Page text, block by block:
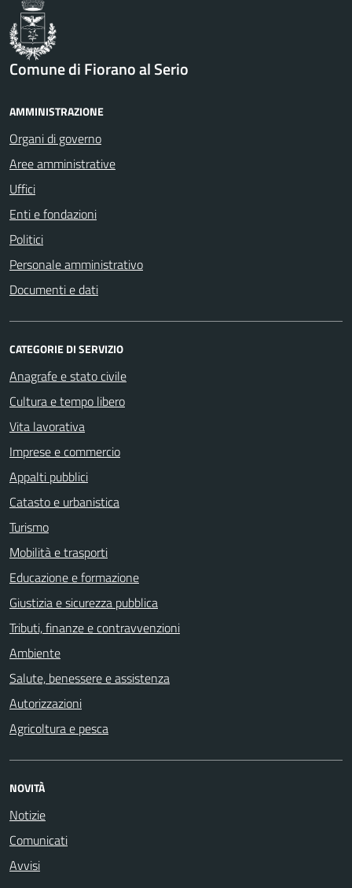
Comune di Fiorano al Serio
AMMINISTRAZIONE
Organi di governo
Aree amministrative
Uffici
Enti e fondazioni
Politici
Personale amministrativo
Documenti e dati
CATEGORIE DI SERVIZIO
Anagrafe e stato civile
Cultura e tempo libero
Vita lavorativa
Imprese e commercio
Appalti pubblici
Catasto e urbanistica
Turismo
Mobilità e trasporti
Educazione e formazione
Giustizia e sicurezza pubblica
Tributi, finanze e contravvenzioni
Ambiente
Salute, benessere e assistenza
Autorizzazioni
Agricoltura e pesca
NOVITÀ
Notizie
Comunicati
Avvisi